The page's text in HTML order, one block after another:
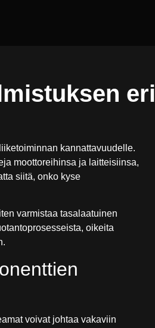
eri
kannattavuudelle.
moottoreihinsa ja laitteisiinsa,
siitä, onko kyse
varmistaa tasalaatuinen
oikeita
voivat johtaa vakaviin